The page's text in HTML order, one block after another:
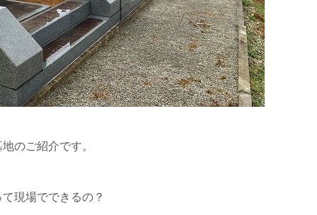
のご紹介です。
現場でできるの？